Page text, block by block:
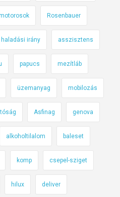
Rosenbauer
irány asszisztens
papucs mezítláb
üzemanyag mobilozás
Asfinag genova
alkoholtilalom baleset
komp csepel-sziget
hilux deliver